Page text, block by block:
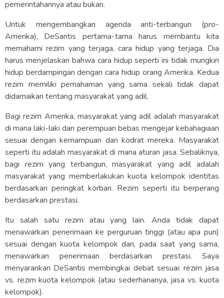
pemerintahannya atau bukan.
Untuk mengembangkan agenda anti-terbangun (pro-
Amerika), DeSantis pertama-tama harus membantu kita
memahami rezim yang terjaga, cara hidup yang terjaga. Dia
harus menjelaskan bahwa cara hidup seperti ini tidak mungkin
hidup berdampingan dengan cara hidup orang Amerika. Kedua
rezim memiliki pemahaman yang sama sekali tidak dapat
didamaikan tentang masyarakat yang adil.
Bagi rezim Amerika, masyarakat yang adil adalah masyarakat
di mana laki-laki dan perempuan bebas mengejar kebahagiaan
sesuai dengan kemampuan dan kodrat mereka. Masyarakat
seperti itu adalah masyarakat di mana aturan jasa. Sebaliknya,
bagi rezim yang terbangun, masyarakat yang adil adalah
masyarakat yang memberlakukan kuota kelompok identitas
berdasarkan peringkat korban. Rezim seperti itu berperang
berdasarkan prestasi.
Itu salah satu rezim atau yang lain. Anda tidak dapat
menawarkan penerimaan ke perguruan tinggi (atau apa pun)
sesuai dengan kuota kelompok dan, pada saat yang sama,
menawarkan penerimaan berdasarkan prestasi. Saya
menyarankan DeSantis membingkai debat sesuai: rezim jasa
vs. rezim kuota kelompok (atau sederhananya, jasa vs. kuota
kelompok).